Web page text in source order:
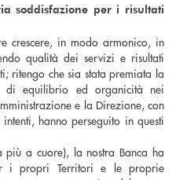
soddisfazione per i risultati
crescere, in modo armonico, in
qualità dei servizi e risultati
ritengo che sia stata premiata la
di equilibrio ed organicità nei
e la Direzione, con
hanno perseguito in questi
più a cuore), la nostra Banca ha
i propri Territori e le proprie